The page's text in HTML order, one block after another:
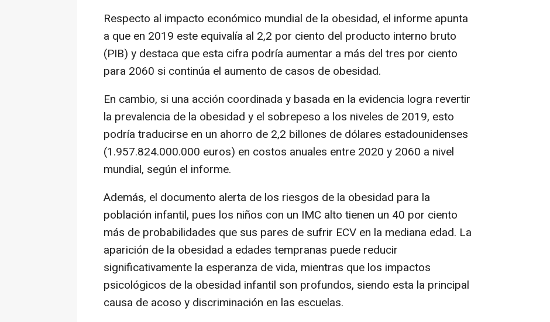
Respecto al impacto económico mundial de la obesidad, el informe apunta
a que en 2019 este equivalía al 2,2 por ciento del producto interno bruto
(PIB) y destaca que esta cifra podría aumentar a más del tres por ciento
para 2060 si continúa el aumento de casos de obesidad.
En cambio, si una acción coordinada y basada en la evidencia logra revertir
la prevalencia de la obesidad y el sobrepeso a los niveles de 2019, esto
podría traducirse en un ahorro de 2,2 billones de dólares estadounidenses
(1.957.824.000.000 euros) en costos anuales entre 2020 y 2060 a nivel
mundial, según el informe.
Además, el documento alerta de los riesgos de la obesidad para la
población infantil, pues los niños con un IMC alto tienen un 40 por ciento
más de probabilidades que sus pares de sufrir ECV en la mediana edad. La
aparición de la obesidad a edades tempranas puede reducir
significativamente la esperanza de vida, mientras que los impactos
psicológicos de la obesidad infantil son profundos, siendo esta la principal
causa de acoso y discriminación en las escuelas.